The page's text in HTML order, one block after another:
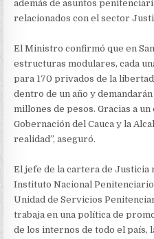
además de asuntos
relacionados con el sector
El Ministro confirmó que en
estructuras modulares, cada
para 170 privados de la
dentro de un año y
millones de pesos. Gracias a
Gobernación del Cauca y la
realidad”, aseguró.
El jefe de la cartera de Justicia
Instituto Nacional
Unidad de Servicios
trabaja en una política de
de los internos de todo el país,